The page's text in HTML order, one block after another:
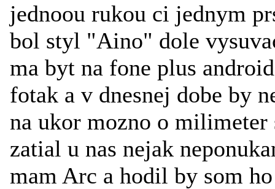
jednoou rukou ci jednym
bol styl "Aino" dole
ma byt na fone plus
fotak a v dnesnej dobe by
na ukor mozno o
zatial u nas nejak
mam Arc a hodil by som